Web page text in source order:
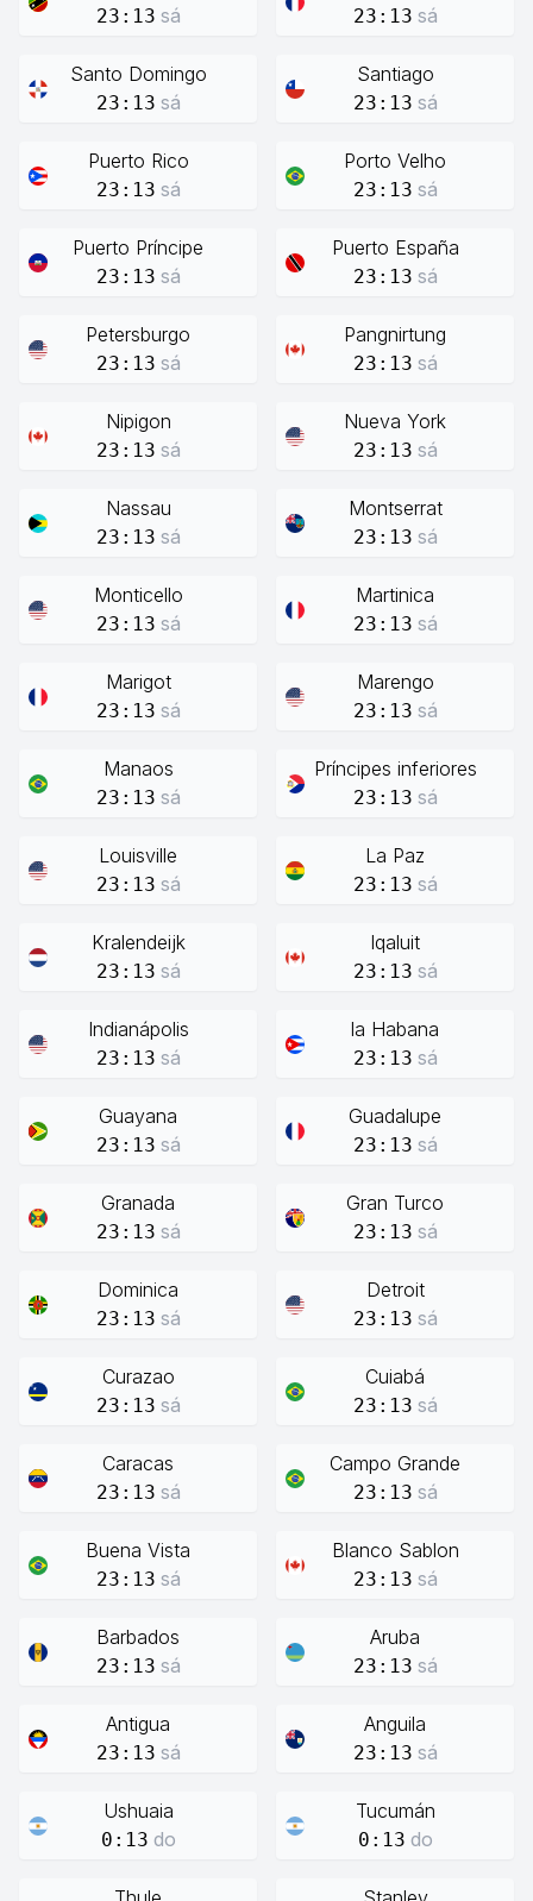
23:13 sá 23:13 sá
Santo Domingo
23:13 sá
Santiago
23:13 sá
Puerto Rico
23:13 sá
Porto Velho
23:13 sá
Puerto Príncipe
23:13 sá
Puerto España
23:13 sá
Petersburgo
23:13 sá
Pangnirtung
23:13 sá
Nipigon
23:13 sá
Nueva York
23:13 sá
Nassau
23:13 sá
Montserrat
23:13 sá
Monticello
23:13 sá
Martinica
23:13 sá
Marigot
23:13 sá
Marengo
23:13 sá
Manaos
23:13 sá
Príncipes inferiores
23:13 sá
Louisville
23:13 sá
La Paz
23:13 sá
Kralendeijk
23:13 sá
Iqaluit
23:13 sá
Indianápolis
23:13 sá
la Habana
23:13 sá
Guayana
23:13 sá
Guadalupe
23:13 sá
Granada
23:13 sá
Gran Turco
23:13 sá
Dominica
23:13 sá
Detroit
23:13 sá
Curazao
23:13 sá
Cuiabá
23:13 sá
Caracas
23:13 sá
Campo Grande
23:13 sá
Buena Vista
23:13 sá
Blanco Sablon
23:13 sá
Barbados
23:13 sá
Aruba
23:13 sá
Antigua
23:13 sá
Anguila
23:13 sá
Ushuaia
0:13 do
Tucumán
0:13 do